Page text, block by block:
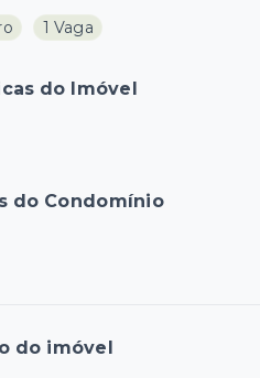
1 Vaga
do Imóvel
do Condomínio
do imóvel